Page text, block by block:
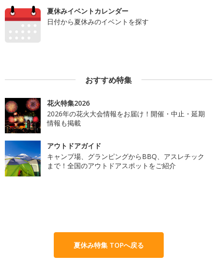
夏休みイベントカレンダー
日付から夏休みのイベントを探す
おすすめ特集
花火特集2026
2026年の花火大会情報をお届け！開催・中止・延期
情報も掲載
アウトドアガイド
キャンプ場、グランピングからBBQ、アスレチック
まで！全国のアウトドアスポットをご紹介
夏休み特集 TOPへ戻る